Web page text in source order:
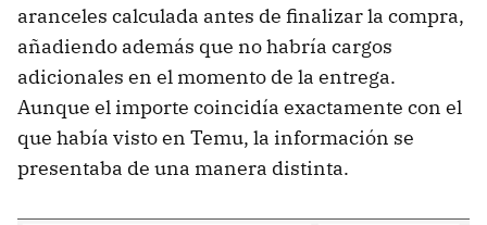
aranceles calculada antes de finalizar la compra,
añadiendo además que no habría cargos
adicionales en el momento de la entrega.
Aunque el importe coincidía exactamente con el
que había visto en Temu, la información se
presentaba de una manera distinta.